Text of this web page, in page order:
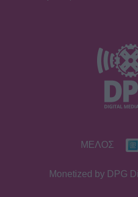
ΜΕΛΟΣ
Monetized by DPG